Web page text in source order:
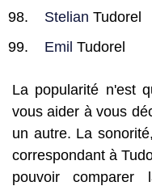
Stelian Tudorel
Emil Tudorel
La popularité n'est
vous aider à vous
un autre. La
correspondant à
pouvoir